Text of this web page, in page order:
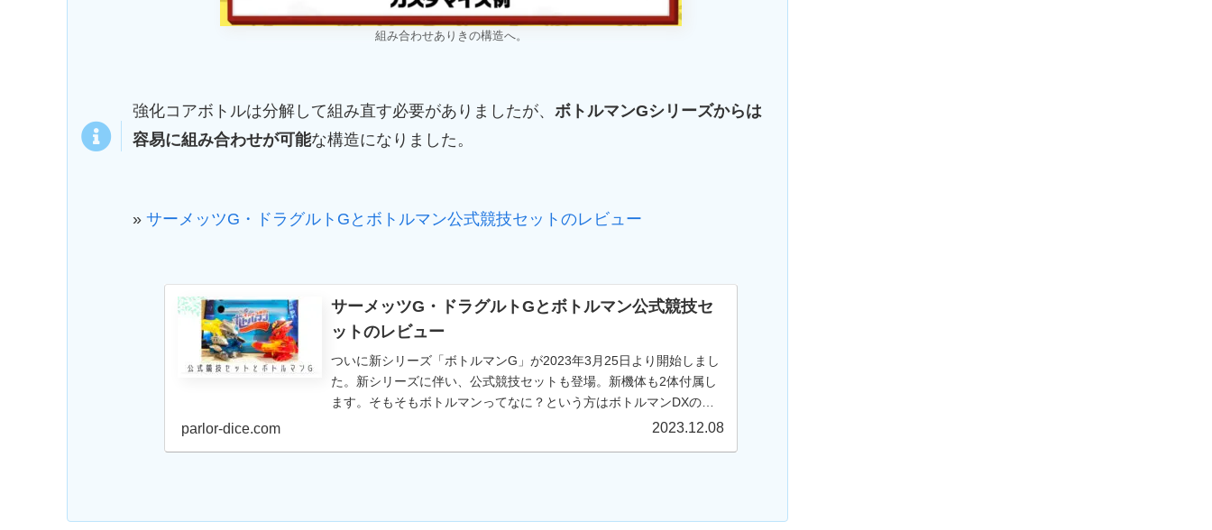
組み合わせありきの構造へ。
強化コアボトルは分解して組み直す必要がありましたが、 ボトルマンGシリーズからは
容易に組み合わせが可能な構造になりました。
» サーメッツG・ドラグルトGとボトルマン公式競技セットのレビュー
サーメッツG・ドラグルトGとボトルマン公式競技セ
ットのレビュー
ついに新シリーズ「ボトルマンG」が2023年3月25日より開始しまし
た。新シリーズに伴い、公式競技セットも登場。新機体も2体付属し
ます。そもそもボトルマンってなに？という方はボトルマンDXの遊
parlor-dice.com 2023.12.08